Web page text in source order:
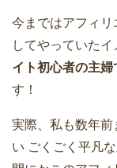
今まではアフィ
してやっていた
イト初心者の主婦
す！
実際、私も数年前
い ごくごく平凡